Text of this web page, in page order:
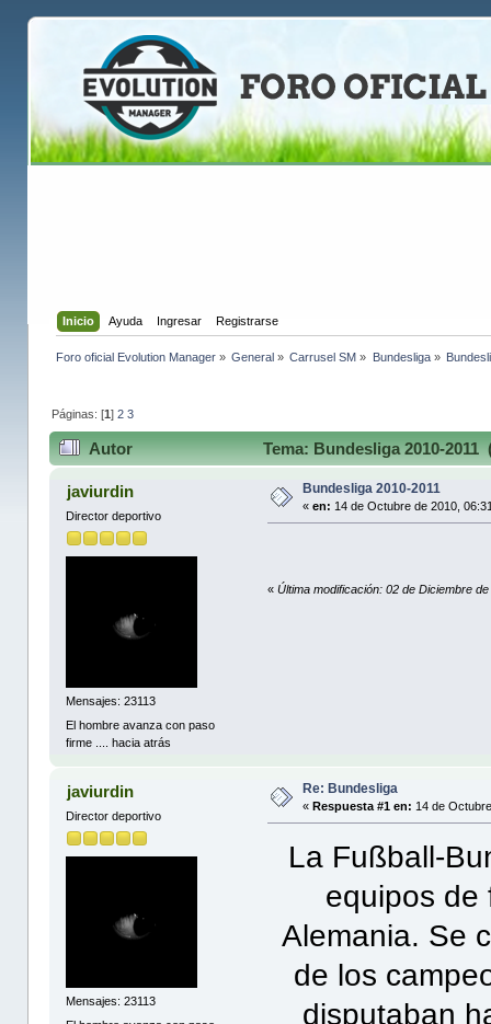
Inicio Ayuda Ingresar Registrarse
Foro oficial Evolution Manager» General » Carrusel SM » Bundesliga»
Páginas: [1] 2 3
Autor Tema: Bundesliga 2010-2011
javiurdin
Director deportivo
Mensajes: 23113
El hombre avanza con paso
firme .... hacia atrás
Bundesliga 2010-2011
«en: 14 de Octubre de 2010,
«Última modificación: 02 de Diciembre
javiurdin
Director deportivo
Mensajes: 23113
Re: Bundesliga
«Respuesta #1 en: 14 de
La Fußball-
equipos de
Alemania. Se
de los
disputaban